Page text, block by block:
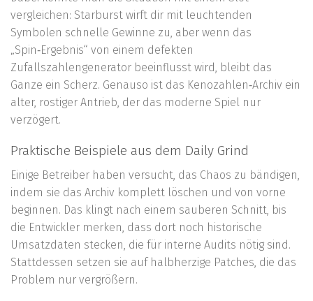
vergleichen: Starburst wirft dir mit leuchtenden
Symbolen schnelle Gewinne zu, aber wenn das
„Spin‑Ergebnis“ von einem defekten
Zufallszahlengenerator beeinflusst wird, bleibt das
Ganze ein Scherz. Genauso ist das Kenozahlen‑Archiv ein
alter, rostiger Antrieb, der das moderne Spiel nur
verzögert.
Praktische Beispiele aus dem Daily Grind
Einige Betreiber haben versucht, das Chaos zu bändigen,
indem sie das Archiv komplett löschen und von vorne
beginnen. Das klingt nach einem sauberen Schnitt, bis
die Entwickler merken, dass dort noch historische
Umsatzdaten stecken, die für interne Audits nötig sind.
Stattdessen setzen sie auf halbherzige Patches, die das
Problem nur vergrößern.